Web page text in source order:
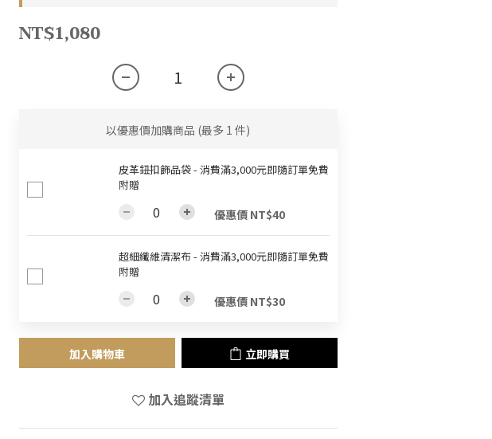
NT$1,080
以優惠價加購商品 (最多 1 件)
皮革鈕扣飾品袋 - 消費滿3,000元即隨訂單免費
附贈
優惠價 NT$40
超細纖維清潔布 - 消費滿3,000元即隨訂單免費
附贈
優惠價 NT$30
加入購物車 立即購買
加入追蹤清單